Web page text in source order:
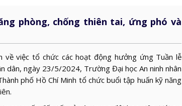
phòng, chống thiên tai, ứng phó và
về việc tổ chức các hoạt động hưởng ứng Tuần lễ
dân, ngày 23/5/2024, Trường Đại học An ninh nhân
phố Hồ Chí Minh tổ chức buổi tập huấn kỹ năng